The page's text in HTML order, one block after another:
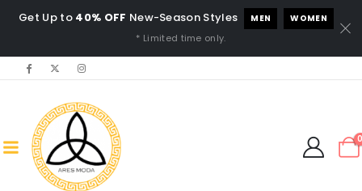
Get Up to 40% OFF New-Season Styles MEN WOMEN
* Limited time only.